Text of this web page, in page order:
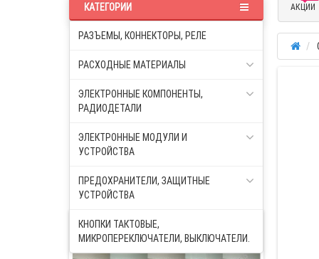
КАТЕГОРИИ
РАЗЪЕМЫ, КОННЕКТОРЫ, РЕЛЕ
РАСХОДНЫЕ МАТЕРИАЛЫ
ЭЛЕКТРОННЫЕ КОМПОНЕНТЫ,
РАДИОДЕТАЛИ
ЭЛЕКТРОННЫЕ МОДУЛИ И
УСТРОЙСТВА
ПРЕДОХРАНИТЕЛИ, ЗАЩИТНЫЕ
УСТРОЙСТВА
КНОПКИ ТАКТОВЫЕ,
МИКРОПЕРЕКЛЮЧАТЕЛИ, ВЫКЛЮЧАТЕЛИ.
АКЦИИ